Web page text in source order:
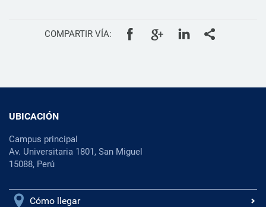
COMPARTIR VÍA:
UBICACIÓN
Campus principal
Av. Universitaria 1801, San Miguel
15088, Perú
Cómo llegar